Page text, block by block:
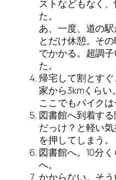
ストなどもなく
た。
あ、一度、道の
とだけ休憩。そ
でかかる。超調
た。
帰宅して割とすぐ
家から3kmくらい。
ここでもバイクは
図書館へ到着す
だっけ？と軽い
を押してしまう。
図書館へ。10分
へ。
かからない。そ